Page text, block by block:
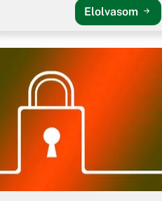
Elolvasom